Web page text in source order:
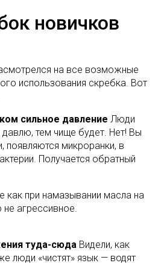
новичков
на все возможные
использования скребка. Вот
сильное давление Люди
тем чище будет. Нет! Вы
появляются микроранки, в
Получается обратный
как при намазывании масла на
агрессивное.
туда-сюда Видели, как
люди «чистят» язык — водят